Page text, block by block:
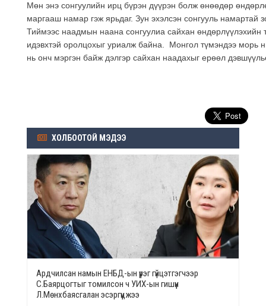
Мөн энэ сонгуулийн ирц бүрэн дүүрэн болж өнөөдөр
маргааш намар гэж ярьдаг. Зун эхэлсэн сонгууль намартай
Тиймээс наадмын наана сонгуулиа сайхан өндөрлүүлэхийн
идэвхтэй оролцохыг уриалж байна. Монгол түмэндээ морь
нь онч мэргэн байж дэлгэр сайхан наадахыг ерөөл
ХОЛБООТОЙ МЭДЭЭ
Ардчилсан намын ЕНБД-ын үүрэг гүйцэтгэгчээр
С.Баярцогтыг томилсон ч УИХ-ын гишүүн
Л.Мөнхбаясгалан эсэргүүцжээ